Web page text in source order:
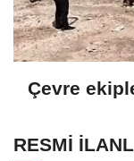
Çevre
RESMİ